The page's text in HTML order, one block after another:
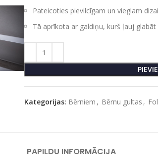
Pateicoties pievilcīgam un vieglam
Tā aprīkota ar galdiņu, kurš ļauj
Kategorijas: Bērniem , Bērnu gultas ,
PAPILDU INFORMĀCIJA